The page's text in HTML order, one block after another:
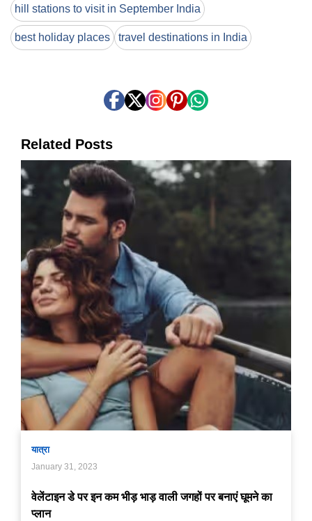
hill stations to visit in September India
best holiday places travel destinations in India
Related Posts
यात्रा
January 31, 2023
वेलेंटाइन डे पर इन कम भीड़ भाड़ वाली जगहों पर बनाएं घूमने का
प्लान